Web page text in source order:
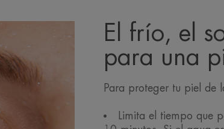
El frío, el
para una
Para proteger tu piel de
Limita el tiempo que